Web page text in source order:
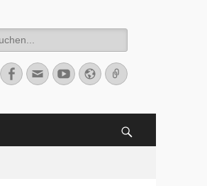
Facebook
E-
Mail
YouTube
WebsiteVerknüpfung